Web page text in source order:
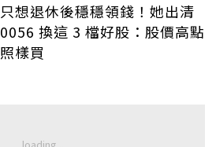
只想退休後穩穩領錢！她出清
0056 換這 3 檔好股：股價高點
照樣買